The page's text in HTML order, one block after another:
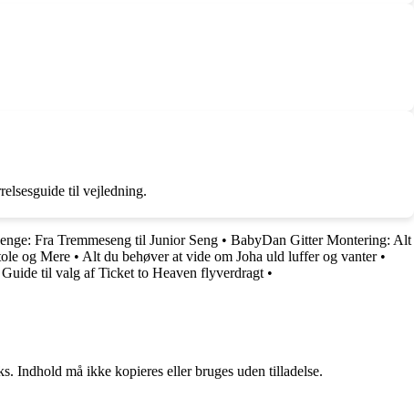
til vejledning.
Fra Tremmeseng til Junior Seng • BabyDan Gitter Montering: Alt
og Mere • Alt du behøver at vide om Joha uld luffer og vanter•
Guide til valg af Ticket to Heaven flyverdragt •
Indhold må ikke kopieres eller bruges uden tilladelse.